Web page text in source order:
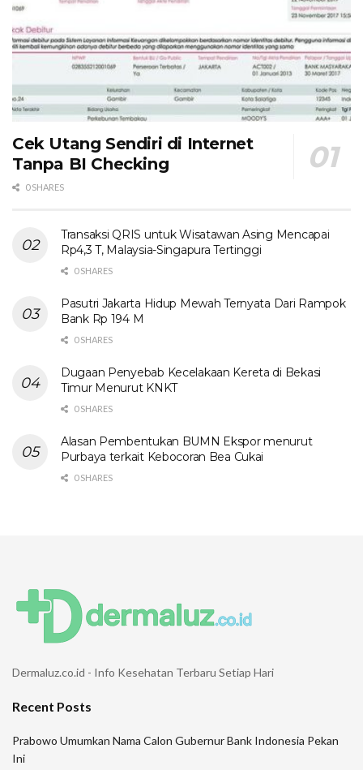
Cek Utang Sendiri di Internet
Tanpa BI Checking
0 SHARES
Transaksi QRIS untuk Wisatawan Asing Mencapai
Rp4,3 T, Malaysia-Singapura Tertinggi
0 SHARES
Pasutri Jakarta Hidup Mewah Ternyata Dari Rampok
Bank Rp 194 M
0 SHARES
Dugaan Penyebab Kecelakaan Kereta di Bekasi
Timur Menurut KNKT
0 SHARES
Alasan Pembentukan BUMN Ekspor menurut
Purbaya terkait Kebocoran Bea Cukai
0 SHARES
Dermaluz.co.id - Info Kesehatan Terbaru Setiap Hari
Recent Posts
Prabowo Umumkan Nama Calon Gubernur Bank Indonesia Pekan
Ini